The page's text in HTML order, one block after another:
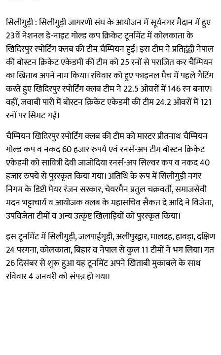
सिलीगुड़ी : सिलीगुड़ी जागरणी संघ के आयोजन में सूर्यनगर मैदान में हुए
23वें नेशनल डे-नाइट गोल्ड कप क्रिकेट टूर्नामेंट में कोलकाता के
खिदिरपुर स्पोर्टिंग क्लब की टीम चैम्पियन हुई। इस टीम ने प्रतिद्वंद्वी नेपाल
की बोस्टन क्रिकेट एकेडमी की टीम को 25 रनों से पराजित कर चैम्पियन
का खिताब अपने नाम किया। रविवार को हुए फाइनल मैच में पहले गैटिंग
करते हुए खिदिरपुर स्पोर्टिंग क्लब टीम ने 22.5 ओवरों में 146 रन बनाए।
वहीं, जवाबी पारी में बोस्टन क्रिकेट एकेडमी की टीम 24.2 ओवरों में 121
रनों पर सिमट गई।
चैम्पियन खिदिरपुर स्पोर्टिंग क्लब की टीम को मास्टर प्रीतनाथ चैम्पियन
गोल्ड कप व नकद 60 हजार रुपये एवं रनर्स-अप टीम बोस्टन क्रिकेट
एकेडमी को सावित्री देवी जाजोदिया रनर्स-अप सिल्वर कप व नकद 40
हजार रुपये से पुरस्कृत किया गया। अतिथि के रूप में सिलीगुड़ी नगर
निगम के डिप्टी मेयर रंजन सरकार, चेयरमैन प्रतुल चक्रवर्ती, समाजसेवी
मदन भट्टाचार्य व आयोजक क्लब के महासचिव सैकत दे आदि ने विजेता,
उपविजेता टीमों व अन्य उत्कृष्ट खिलाड़ियों को पुरस्कृत किया।
इस टूर्नामेंट में सिलीगुड़ी, जलपाईगुड़ी, अलीपुरद्वार, मालदह, हावड़ा, दक्षिण
24 परगना, कोलकाता, बिहार व नेपाल से कुल 11 टीमों ने भग लिया। गत
26 दिसंबर से शुरू हुआ यह टूर्नामेंट अपने खिताबी मुकाबले के साथ
रविवार 4 जनवरी को संपन्न हो गया।